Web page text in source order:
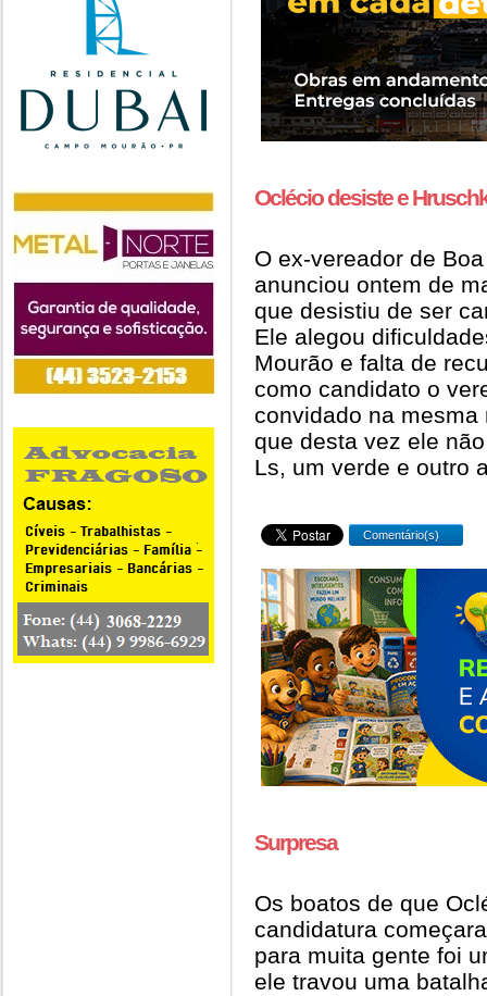
Oclécio desiste e
O ex-vereador de
anunciou ontem de
que desistiu de ser
Ele alegou
Mourão e falta de
como candidato o
convidado na
que desta vez ele
Ls, um verde e outro
Comentário(s)
Surpresa
Os boatos de que
candidatura
para muita gente foi
ele travou uma